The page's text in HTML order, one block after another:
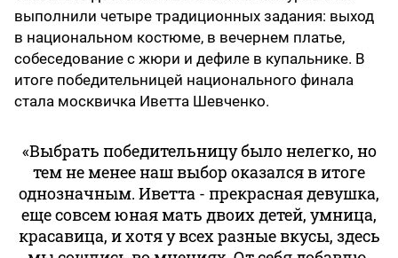
выполнили четыре традиционных задания: выход
в национальном костюме, в вечернем платье,
собеседование с жюри и дефиле в купальнике. В
итоге победительницей национального финала
стала москвичка Иветта Шевченко.
«Выбрать победительницу было нелегко, но
тем не менее наш выбор оказался в итоге
однозначным. Иветта - прекрасная девушка,
еще совсем юная мать двоих детей, умница,
красавица, и хотя у всех разные вкусы, здесь